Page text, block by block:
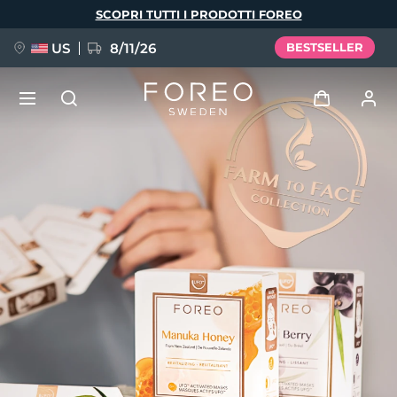
SCOPRI TUTTI I PRODOTTI FOREO
US 8/11/26 BESTSELLER
Accedi
Profilo utente
I miei dispositivi
I miei ordini
I miei indirizzi
I miei abbonamenti
FAQ™ Pure Beauty-Tech Elixir
BREAKING NEWS
issa™ Teeth Whitening Set
English Deutsch
Español
Français
Italiano
Português
Polski
Svenska
Русский
简体中文 繁體中文